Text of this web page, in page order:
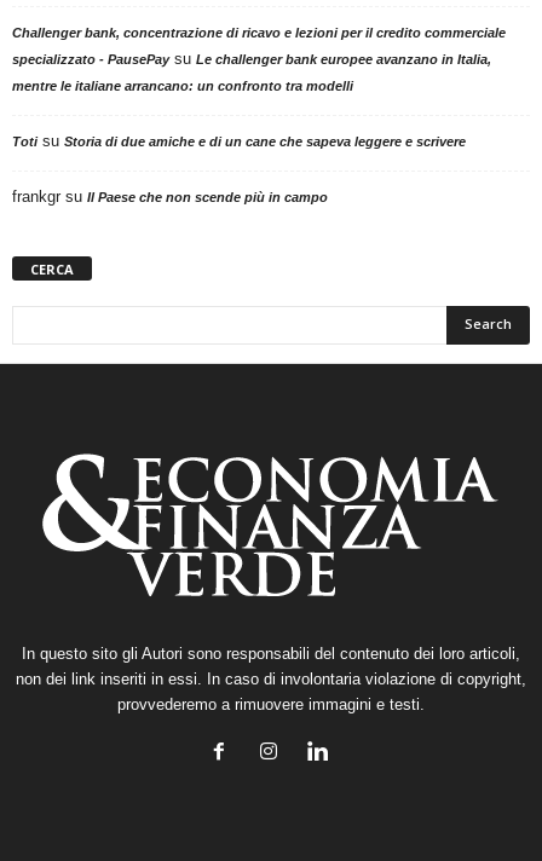
Challenger bank, concentrazione di ricavo e lezioni per il credito commerciale
specializzato - PausePaysu Le challenger bank europee avanzano in Italia,
mentre le italiane arrancano: un confronto tra modelli
Totisu Storia di due amiche e di un cane che sapeva leggere e scrivere
frankgr su Il Paese che non scende più in campo
CERCA
In questo sito gli Autori sono responsabili del contenuto dei loro articoli,
non dei link inseriti in essi. In caso di involontaria violazione di copyright,
provvederemo a rimuovere immagini e testi.